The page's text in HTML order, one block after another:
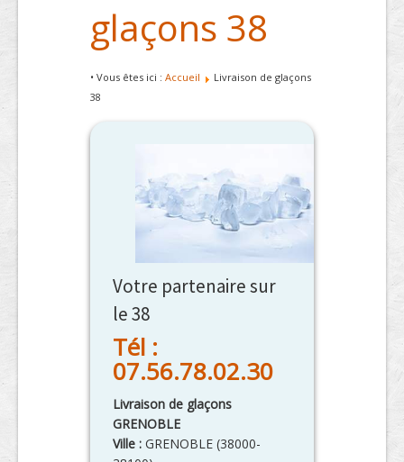
glaçons 38
• Vous êtes ici : Accueil
Livraison de glaçons
38
Votre partenaire sur
le 38
Tél :
07.56.78.02.30
Livraison de glaçons
GRENOBLE
Ville : GRENOBLE (38000-